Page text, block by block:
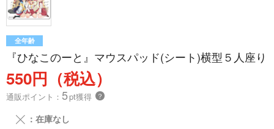
全年齢
『ひなこのーと』マウスパッド(シート)横型５人座り
550円（税込）
通販ポイント： 5pt獲得 ？
╳ ：在庫なし